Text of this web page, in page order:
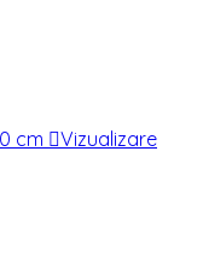
Vizualizare